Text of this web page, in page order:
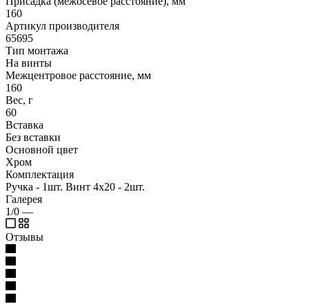
160
Артикул производителя
65695
Тип монтажа
На винты
Межцентровое расстояние, мм
160
Вес, г
60
Вставка
Без вставки
Основной цвет
Хром
Комплектация
Ручка - 1шт. Винт 4х20 - 2шт.
Галерея
1/0 —
Отзывы